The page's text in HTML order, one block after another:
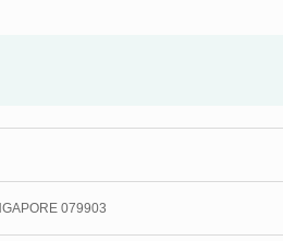
079903